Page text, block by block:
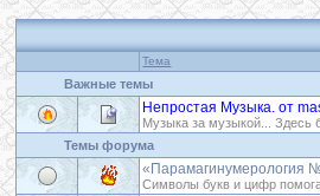
Тема
Важные темы
Непростая Музыка. от
Музыка за музыкой... Здесь
Темы форума
«Парамагинумерология
Символы букв и цифр